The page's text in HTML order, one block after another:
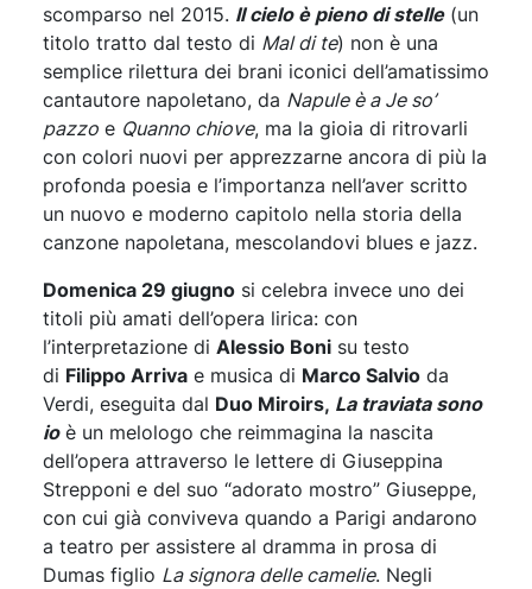
scomparso nel 2015. Il cielo è pieno di stelle(un
titolo tratto dal testo di Mal di te) non è una
semplice rilettura dei brani iconici dell’amatissimo
cantautore napoletano, da Napule è a Je so’
pazzo e Quanno chiove, ma la gioia di ritrovarli
con colori nuovi per apprezzarne ancora di più la
profonda poesia e l’importanza nell’aver scritto
un nuovo e moderno capitolo nella storia della
canzone napoletana, mescolandovi blues e jazz.
Domenica 29 giugno si celebra invece uno dei
titoli più amati dell’opera lirica: con
l’interpretazione di Alessio Boni su testo
di Filippo Arriva e musica di Marco Salvio da
Verdi, eseguita dal Duo Miroirs, La traviata sono
ioè un melologo che reimmagina la nascita
dell’opera attraverso le lettere di Giuseppina
Strepponi e del suo “adorato mostro” Giuseppe,
con cui già conviveva quando a Parigi andarono
a teatro per assistere al dramma in prosa di
Dumas figlio La signora delle camelie. Negli